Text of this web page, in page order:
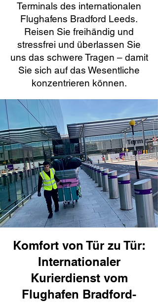
Terminals des internationalen
Flughafens Bradford Leeds.
Reisen Sie freihändig und
stressfrei und überlassen Sie
uns das schwere Tragen – damit
Sie sich auf das Wesentliche
konzentrieren können.
Komfort von Tür zu Tür:
Internationaler
Kurierdienst vom
Flughafen Bradford-